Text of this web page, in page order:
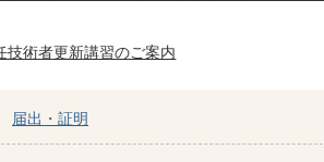
術者更新講習のご案内
届出・証明